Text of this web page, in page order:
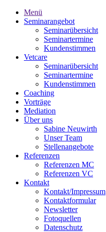
Menü
Seminarangebot
Seminarübersicht
Seminartermine
Kundenstimmen
Vetcare
Seminarübersicht
Seminartermine
Kundenstimmen
Coaching
Vorträge
Mediation
Über uns
Sabine Neuwirth
Unser Team
Stellenangebote
Referenzen
Referenzen MC
Referenzen VC
Kontakt
Kontakt/Impressum
Kontaktformular
Newsletter
Fotoquellen
Datenschutz